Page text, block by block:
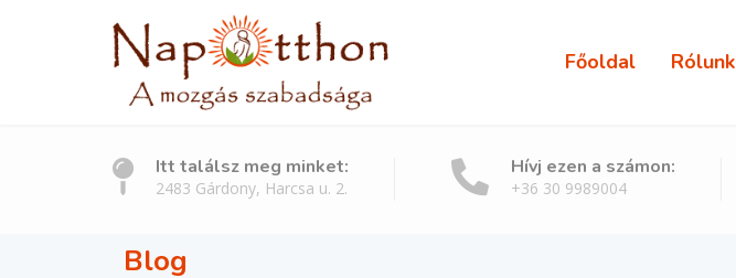
Főoldal Rólunk
Itt találsz meg minket:
2483 Gárdony, Harcsa u. 2.
Hívj ezen a számon:
+36 30 9989004
Blog